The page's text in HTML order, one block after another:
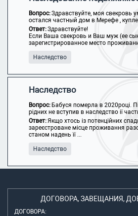
Вопрос:Здравствуйте, моя свекровь
остался частный дом в Мерефе ,
Ответ:Здравствуйте!
Если Ваша свекровь и Ваш муж (ее
зарегистрированное место
Наследство
Наследство
Вопрос: Бабуся померла в 2020році.
рідних не вступив в наследство ії
Ответ:Якщо хтось із потенційних
зареєстроване місце проживання
станом надень її ...
Наследство
ДОГОВОРА, ЗАВЕЩАНИЯ,
ДОГОВОРА: